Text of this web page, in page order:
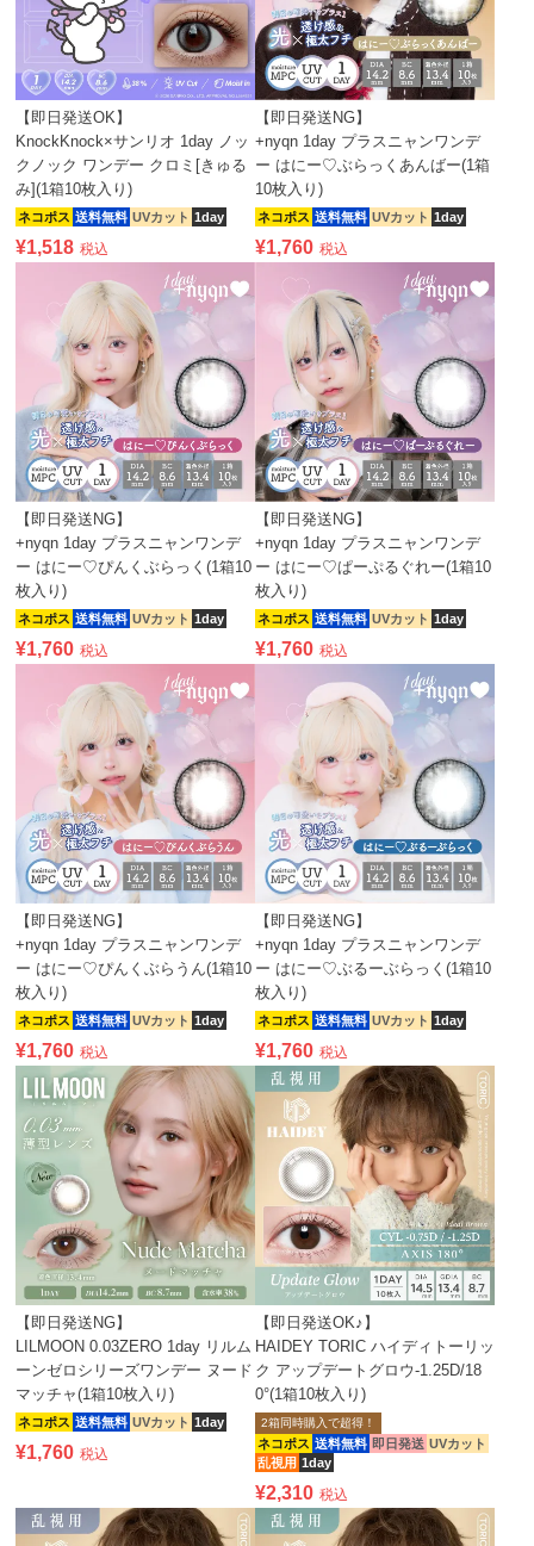
【即日発送OK】
KnockKnock×サンリオ 1day ノッ
クノック ワンデー クロミ[きゅる
み](1箱10枚入り)
ネコポス 送料無料 UVカット 1day
¥1,518 税込
【即日発送NG】
+nyqn 1day プラスニャンワンデ
ー はにー♡ぶらっくあんばー(1箱
10枚入り)
ネコポス 送料無料 UVカット 1day
¥1,760 税込
【即日発送NG】
+nyqn 1day プラスニャンワンデ
ー はにー♡ぴんくぶらっく(1箱10
枚入り)
ネコポス 送料無料 UVカット 1day
¥1,760 税込
【即日発送NG】
+nyqn 1day プラスニャンワンデ
ー はにー♡ぱーぷるぐれー(1箱10
枚入り)
ネコポス 送料無料 UVカット 1day
¥1,760 税込
【即日発送NG】
+nyqn 1day プラスニャンワンデ
ー はにー♡ぴんくぶらうん(1箱10
枚入り)
ネコポス 送料無料 UVカット 1day
¥1,760 税込
【即日発送NG】
+nyqn 1day プラスニャンワンデ
ー はにー♡ぶるーぶらっく(1箱10
枚入り)
ネコポス 送料無料 UVカット 1day
¥1,760 税込
【即日発送NG】
LILMOON 0.03ZERO 1day リルム
ーンゼロシリーズワンデー ヌード
マッチャ(1箱10枚入り)
ネコポス 送料無料 UVカット 1day
¥1,760 税込
【即日発送OK♪】
HAIDEY TORIC ハイディトーリッ
ク アップデートグロウ-1.25D/18
0°(1箱10枚入り)
ネコポス 送料無料 即日発送 UVカット
乱視用 1day
2箱同時購入で超得！
¥2,310 税込